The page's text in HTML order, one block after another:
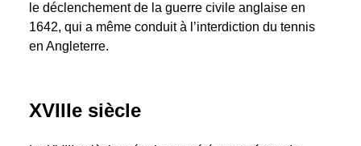
le déclenchement de la guerre civile anglaise en
1642, qui a même conduit à l’interdiction du tennis
en Angleterre.
XVIIIe siècle